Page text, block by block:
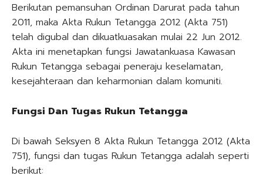
Berikutan pemansuhan Ordinan Darurat pada tahun
2011, maka Akta Rukun Tetangga 2012 (Akta 751)
telah digubal dan dikuatkuasakan mulai 22 Jun 2012.
Akta ini menetapkan fungsi Jawatankuasa Kawasan
Rukun Tetangga sebagai peneraju keselamatan,
kesejahteraan dan keharmonian dalam komuniti.
Fungsi Dan Tugas Rukun Tetangga
Di bawah Seksyen 8 Akta Rukun Tetangga 2012 (Akta
751), fungsi dan tugas Rukun Tetangga adalah seperti
berikut: